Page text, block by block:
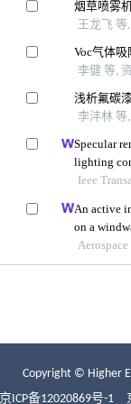
Copyright © Higher
京ICP备12020869号-1